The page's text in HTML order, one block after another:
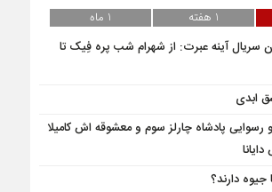
1 هفته 1 ماه
سریال آینه عبرت: از شهرام شب‌ پره فِیک تا
ابدی
رسوایی پادشاه چارلز سوم و معشوقه اش کامیلا
جیوه دارند؟